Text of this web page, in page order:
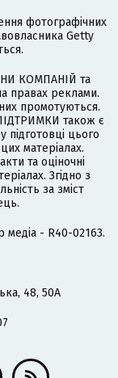
фотографічних
Getty
КОМПАНІЙ та
правах реклами.
промотуються.
також є
цього
матеріалах.
та оціночні
Згідно з
за зміст
медіа - R40-02163.
48, 50А